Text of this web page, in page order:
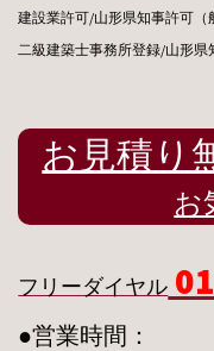
建設業許可/山形県知事許可（
二級建築士事務所登録/山形県
お見積り
お
フリーダイヤル
●営業時間：